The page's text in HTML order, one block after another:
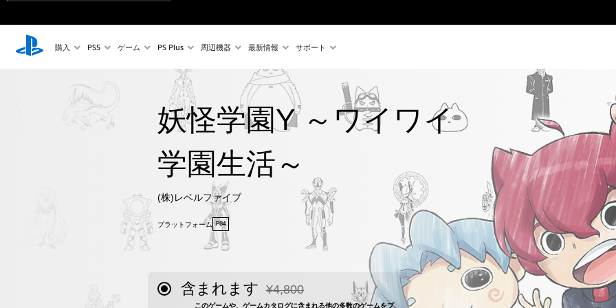
購入 PS5 ゲーム PS Plus 周辺機器 最新情報 サポート
妖怪学園Y ～ワイワイ
学園生活～
(株)レベルファイブ
プラットフォーム PS4
含まれます 通常価格¥4,800より値引き
¥4,800
このゲームや、ゲームカタログに含まれる他の多数のゲームをプ